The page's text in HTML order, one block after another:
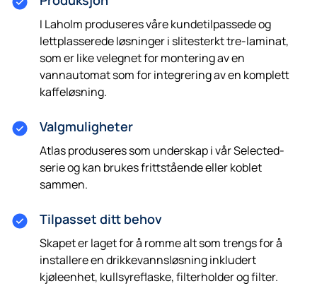
I Laholm produseres våre kundetilpassede og
lettplasserede løsninger i slitesterkt tre-laminat,
som er like velegnet for montering av en
vannautomat som for integrering av en komplett
kaffeløsning.
Valgmuligheter
Atlas produseres som underskap i vår Selected-
serie og kan brukes frittstående eller koblet
sammen.
Tilpasset ditt behov
Skapet er laget for å romme alt som trengs for å
installere en drikkevannsløsning inkludert
kjøleenhet, kullsyreflaske, filterholder og filter.